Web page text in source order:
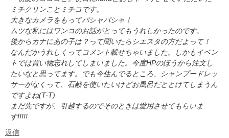
ミチクリンことミチコです。
大きなカメラをもってパシャパシャ！
ムツな私にはワンコのお話がとってもうれしかったのです。
後からカナにあの子は？って聞いたらシエスタの方だよって！
なんだかうれしくってコメント載せちゃいました。しかもイベン
トでは買い物忘れしてしまいました。今度HPのほうから注文し
たいなと思ってます。でも今住んでるところ、シャンプードレッ
サーがなくって、石鹸を使いたいけどお風呂だととけてしまうん
ですよね(T-T)
まだ先ですが、引越するのでそのときは愛用させてもらいま
す!!!!!
返信